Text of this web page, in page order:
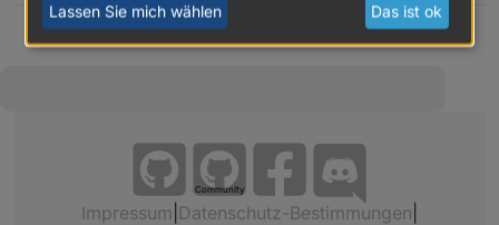
Community
Impressum Datenschutz-Bestimmungen
Lassen Sie mich wählen Das ist ok